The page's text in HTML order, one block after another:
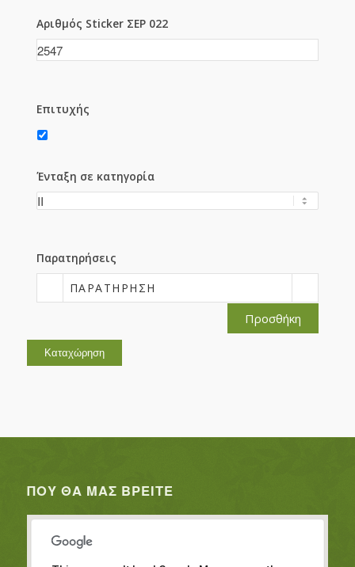
Αριθμός Sticker ΣΕΡ 022
Επιτυχής
Ένταξη σε κατηγορία
Παρατηρήσεις
ΠΑΡΑΤΉΡΗΣΗ
Προσθήκη
ΠΟΥ ΘΑ ΜΑΣ ΒΡΕΊΤΕ